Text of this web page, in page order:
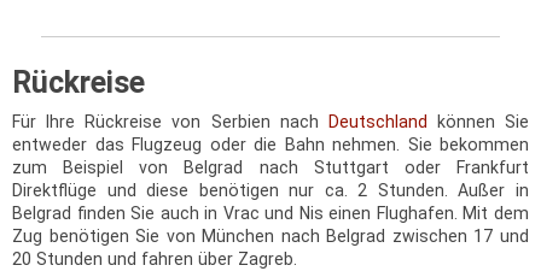
Rückreise
Für Ihre Rückreise von Serbien nach Deutschland können Sie
entweder das Flugzeug oder die Bahn nehmen. Sie bekommen
zum Beispiel von Belgrad nach Stuttgart oder Frankfurt
Direktflüge und diese benötigen nur ca. 2 Stunden. Außer in
Belgrad finden Sie auch in Vrac und Nis einen Flughafen. Mit dem
Zug benötigen Sie von München nach Belgrad zwischen 17 und
20 Stunden und fahren über Zagreb.